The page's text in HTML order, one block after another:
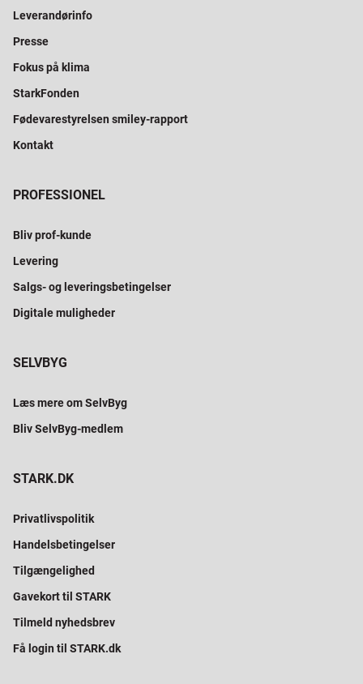
Leverandørinfo
Presse
Fokus på klima
StarkFonden
Fødevarestyrelsen smiley-rapport
Kontakt
PROFESSIONEL
Bliv prof-kunde
Levering
Salgs- og leveringsbetingelser
Digitale muligheder
SELVBYG
Læs mere om SelvByg
Bliv SelvByg-medlem
STARK.DK
Privatlivspolitik
Handelsbetingelser
Tilgængelighed
Gavekort til STARK
Tilmeld nyhedsbrev
Få login til STARK.dk